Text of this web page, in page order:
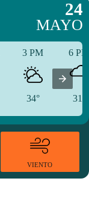
24
MAYO
3 PM
34°
6
31°
VIENTO